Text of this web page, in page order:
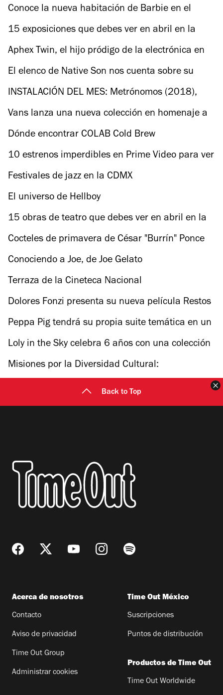
protagonizado por Lupita Nyong'o
Conoce la nueva habitación de Barbie en el
Hilton Santa Fe
15 exposiciones que debes ver en abril en la
CDMX
Aphex Twin, el hijo pródigo de la electrónica en
México
El elenco de Native Son nos cuenta sobre su
estreno en HBO
INSTALACIÓN DEL MES: Metrónomos (2018),
Rafael Lozano-Hemmer
Vans lanza una nueva colección en homenaje a
David Bowie
Dónde encontrar COLAB Cold Brew
10 estrenos imperdibles en Prime Video para ver
en abril
Festivales de jazz en la CDMX
El universo de Hellboy
15 obras de teatro que debes ver en abril en la
CDMX
Cocteles de primavera de César "Burrín" Ponce
Conociendo a Joe, de Joe Gelato
Terraza de la Cineteca Nacional
Dolores Fonzi presenta su nueva película Restos
de Viento
Peppa Pig tendrá su propia suite temática en un
hotel de la CDMX
Loly in the Sky celebra 6 años con una colección
inspirada en los sueños
Misiones por la Diversidad Cultural:
Back to Top
Acerca de nosotros
Contacto
Aviso de privacidad
Time Out Group
Administrar cookies
Time Out México
Suscripciones
Puntos de distribución
Productos de Time Out
Time Out Worldwide